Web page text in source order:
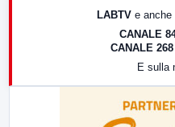
LABTV e anche
CANALE
CANALE 268
E sulla